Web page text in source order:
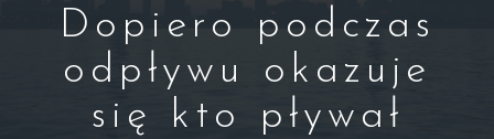
Dopiero podczas
odpływu okazuje
się kto pływał